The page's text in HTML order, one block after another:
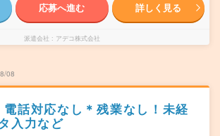
応募へ進む 詳しく見る
派遣会社 アデコ株式会社
08
電話対応なし＊残業なし！未経
入力など